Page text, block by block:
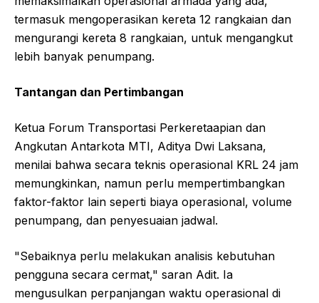
termasuk mengoperasikan kereta 12 rangkaian dan
mengurangi kereta 8 rangkaian, untuk mengangkut
lebih banyak penumpang.
Tantangan dan Pertimbangan
Ketua Forum Transportasi Perkeretaapian dan
Angkutan Antarkota MTI, Aditya Dwi Laksana,
menilai bahwa secara teknis operasional KRL 24 jam
memungkinkan, namun perlu mempertimbangkan
faktor-faktor lain seperti biaya operasional, volume
penumpang, dan penyesuaian jadwal.
"Sebaiknya perlu melakukan analisis kebutuhan
pengguna secara cermat," saran Adit. Ia
mengusulkan perpanjangan waktu operasional di